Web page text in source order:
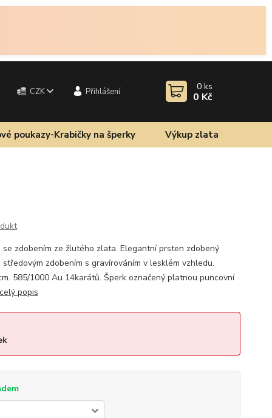
CZK Přihlášení 0 ks
0 Kč
poukazy-Krabičky na šperky Výkup zlata
zdobením ze žlutého zlata. Elegantní prsten zdobený
zdobením s gravírováním v lesklém vzhledu.
585/1000 Au 14karátů. Šperk označený platnou puncovní
celý popis